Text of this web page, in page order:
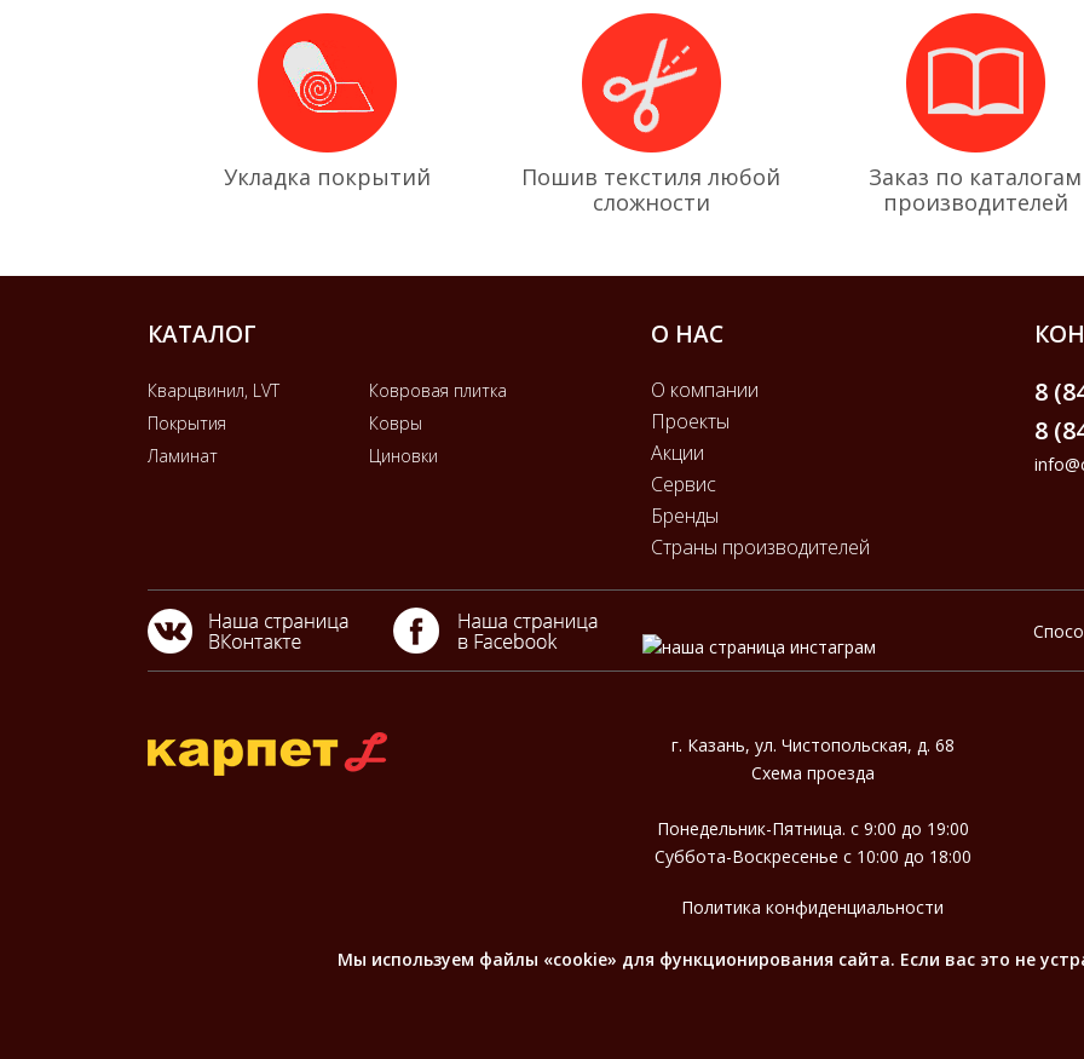
Укладка покрытий
Пошив текстиля любой
сложности
Заказ по каталогам
производителей
КАТАЛОГ
Кварцвинил, LVT
Ковровая плитка
Покрытия
Ковры
Ламинат
Циновки
О НАС
О компании
Проекты
Акции
Сервис
Бренды
Страны производителей
8
8
г. Казань, ул. Чистопольская, д. 68
Cхема проезда
Понедельник-Пятница. с 9:00 до 19:00
Суббота-Воскресенье с 10:00 до 18:00
Политика конфиденциальности
Мы используем файлы «cookie» для функционирования сайта. Если вас это не